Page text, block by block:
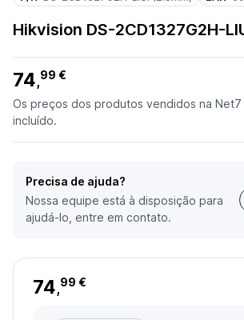
Hikvision DS-2CD1327G2H-
74,99 €
Os preços dos produtos vendidos na Net7
incluído.
Precisa de ajuda?
Nossa equipe está à disposição para
ajudá-lo, entre em contato.
74,99 €